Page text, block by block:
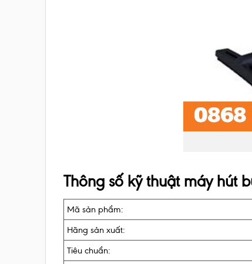
Thông số kỹ thuật máy hút
Mã sản phẩm:
Hãng sản xuất:
Tiêu chuẩn: